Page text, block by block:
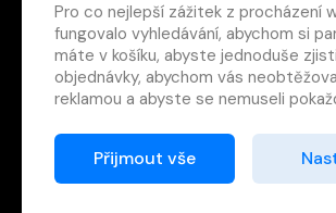
×
Máte u nás
registrovaný
účet?
Registrací
na zboží ve výši
Pro co nejlepší zážitek z procházení
fungovalo vyhledávání, abychom si
máte v košíku, abyste jednoduše
objednávky, abychom vás
reklamou a abyste se nemuseli
Proto od vás potřebujeme souhlas
zpracováním souborů cookies
Přijmout vše